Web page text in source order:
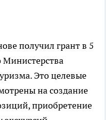
получил грант в 5
Министерства
Это целевые
на создание
приобретение